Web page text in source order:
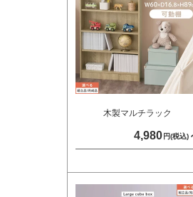
木製マルチラック
4,980 円(税込)